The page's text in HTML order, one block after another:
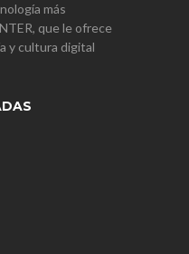
más
que le ofrece
y cultura digital